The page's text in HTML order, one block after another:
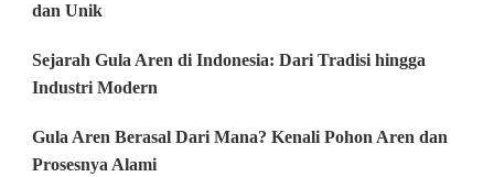
dan Unik
Sejarah Gula Aren di Indonesia: Dari Tradisi hingga
Industri Modern
Gula Aren Berasal Dari Mana? Kenali Pohon Aren dan
Prosesnya Alami